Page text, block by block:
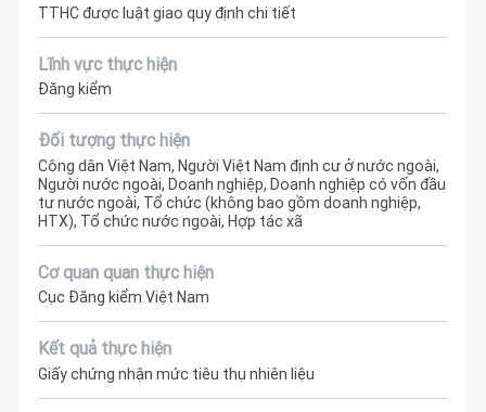
TTHC được luật giao quy định chi tiết
Lĩnh vực thực hiện
Đăng kiểm
Đối tượng thực hiện
Công dân Việt Nam, Người Việt Nam định cư ở nước ngoài,
Người nước ngoài, Doanh nghiệp, Doanh nghiệp có vốn đầu
tư nước ngoài, Tổ chức (không bao gồm doanh nghiệp,
HTX), Tổ chức nước ngoài, Hợp tác xã
Cơ quan quan thực hiện
Cục Đăng kiểm Việt Nam
Kết quả thực hiện
Giấy chứng nhận mức tiêu thụ nhiên liệu